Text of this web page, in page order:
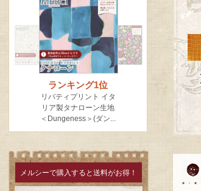
メルシーで購入すると送料がお得！